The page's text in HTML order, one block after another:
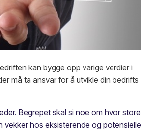
kan bygge opp varige verdier i
må ta ansvar for å utvikle din bedrifts
Begrepet skal si noe om hvor store
vekker hos eksisterende og potensielle